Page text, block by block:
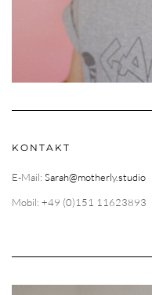
KONTAKT
E-Mail: Sarah@motherly.studio
Mobil: +49 (0)151 11623893